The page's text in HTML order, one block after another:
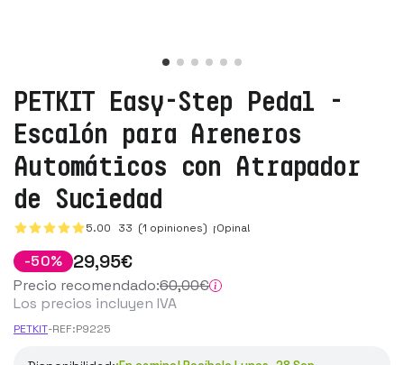
PETKIT Easy-Step Pedal -
Escalón para Areneros
Automáticos con Atrapador
de Suciedad
5.00 33 (1 opiniones) ¡Opina!
-50% 29,95€
Precio recomendado:60,00€
Los precios incluyen IVA
PETKIT-REF:P9225